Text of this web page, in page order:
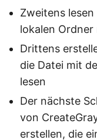
Zweitens lesen
lokalen
Drittens
die Datei mit
lesen
Der nächste
von
erstellen, die